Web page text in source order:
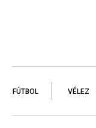
FÚTBOL VÉLEZ